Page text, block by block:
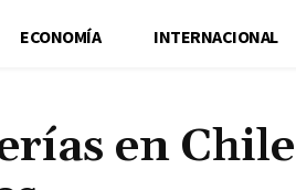
ECONOMÍA INTERNACIONAL
en